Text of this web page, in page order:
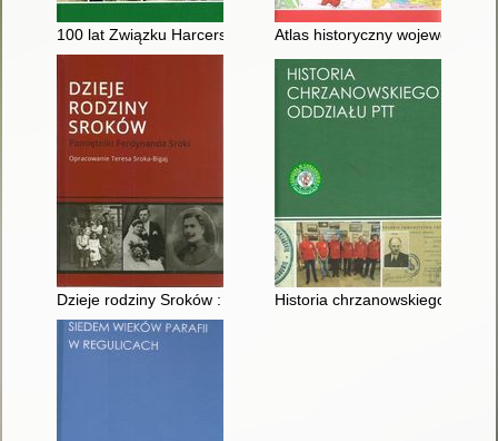
100 lat Związku Harcerstwa Polskiego w Chrzanowie :
Atlas historyczny województwa
Dzieje rodziny Sroków : pamiętniki Ferdynanda Sroki
Historia chrzanowskiego